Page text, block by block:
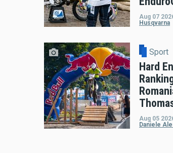
Aug 07
Husqvarna
Sport
Hard
Aug 05
Daniele